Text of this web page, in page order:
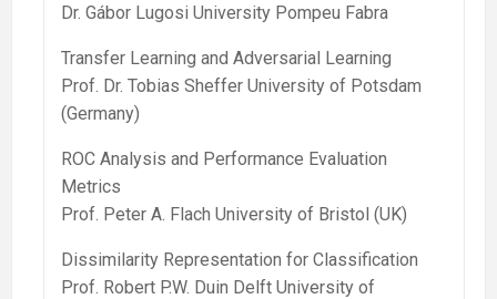
Dr. Gábor Lugosi University Pompeu Fabra
Transfer Learning and Adversarial Learning
Prof. Dr. Tobias Sheffer University of Potsdam
(Germany)
ROC Analysis and Performance Evaluation
Metrics
Prof. Peter A. Flach University of Bristol (UK)
Dissimilarity Representation for Classification
Prof. Robert P.W. Duin Delft University of